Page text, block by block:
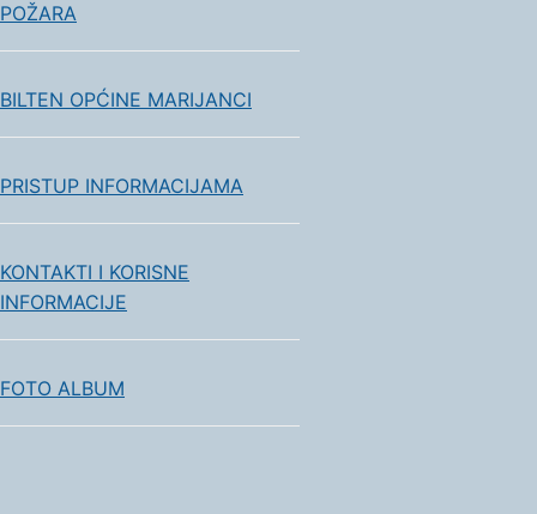
POŽARA
BILTEN OPĆINE MARIJANCI
PRISTUP INFORMACIJAMA
KONTAKTI I KORISNE
INFORMACIJE
FOTO ALBUM